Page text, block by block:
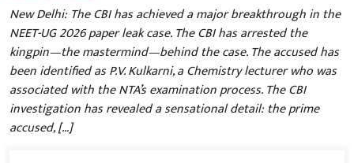
New Delhi: The CBI has achieved a major breakthrough in the
NEET-UG 2026 paper leak case. The CBI has arrested the
kingpin—the mastermind—behind the case. The accused has
been identified as P.V. Kulkarni, a Chemistry lecturer who was
associated with the NTA’s examination process. The CBI
investigation has revealed a sensational detail: the prime
accused, […]